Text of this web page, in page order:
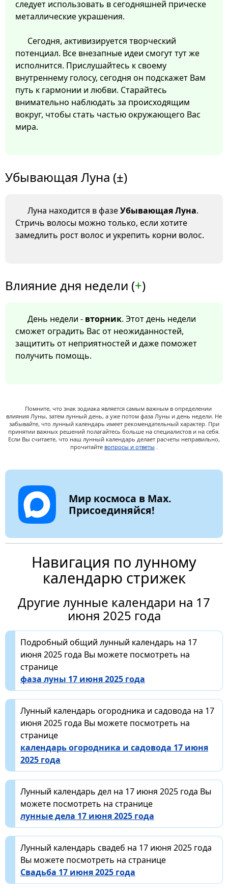
следует использовать в сегодняшней прическе
металлические украшения.
Сегодня, активизируется творческий
потенциал. Все внезапные идеи смогут тут же
исполнится. Прислушайтесь к своему
внутреннему голосу, сегодня он подскажет Вам
путь к гармонии и любви. Старайтесь
внимательно наблюдать за происходящим
вокруг, чтобы стать частью окружающего Вас
мира.
Убывающая Луна (±)
Луна находится в фазеУбывающая Луна.
Стричь волосы можно только, если хотите
замедлить рост волос и укрепить корни волос.
Влияние дня недели (+)
День недели - вторник. Этот день недели
сможет оградить Вас от неожиданностей,
защитить от неприятностей и даже поможет
получить помощь.
Помните, что знак зодиака является самым важным в определении
влияния Луны, затем лунный день, а уже потом фаза Луны и день недели. Не
забывайте, что лунный календарь имеет рекомендательный характер. При
принятии важных решений полагайтесь больше на специалистов и на себя.
Если Вы считаете, что наш лунный календарь делает расчеты неправильно,
прочитайте вопросы и ответы .
Мир космоса в Max.
Присоединяйся!
Навигация по лунному
календарю стрижек
Другие лунные календари на 17
июня 2025 года
Подробный общий лунный календарь на 17
июня 2025 года Вы можете посмотреть на
странице
фаза луны 17 июня 2025 года
Лунный календарь огородника и садовода на 17
июня 2025 года Вы можете посмотреть на
странице
календарь огородника и садовода 17 июня
2025 года
Лунный календарь дел на 17 июня 2025 года Вы
можете посмотреть на странице
лунные дела 17 июня 2025 года
Лунный календарь свадеб на 17 июня 2025 года
Вы можете посмотреть на странице
Свадьба 17 июня 2025 года